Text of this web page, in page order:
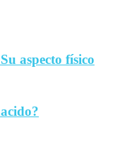
aspecto físico